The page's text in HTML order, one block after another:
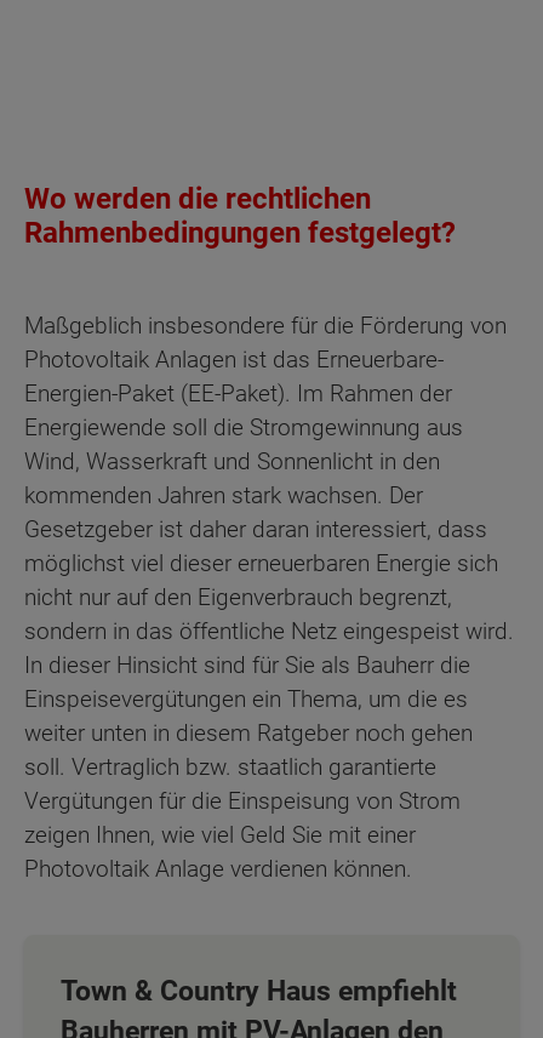
Wo werden die rechtlichen
Rahmenbedingungen festgelegt?
Maßgeblich insbesondere für die Förderung von
Photovoltaik Anlagen ist das Erneuerbare-
Energien-Paket (EE-Paket). Im Rahmen der
Energiewende soll die Stromgewinnung aus
Wind, Wasserkraft und Sonnenlicht in den
kommenden Jahren stark wachsen. Der
Gesetzgeber ist daher daran interessiert, dass
möglichst viel dieser erneuerbaren Energie sich
nicht nur auf den Eigenverbrauch begrenzt,
sondern in das öffentliche Netz eingespeist wird.
In dieser Hinsicht sind für Sie als Bauherr die
Einspeisevergütungen ein Thema, um die es
weiter unten in diesem Ratgeber noch gehen
soll. Vertraglich bzw. staatlich garantierte
Vergütungen für die Einspeisung von Strom
zeigen Ihnen, wie viel Geld Sie mit einer
Photovoltaik Anlage verdienen können.
Town & Country Haus empfiehlt
Bauherren mit PV-Anlagen den